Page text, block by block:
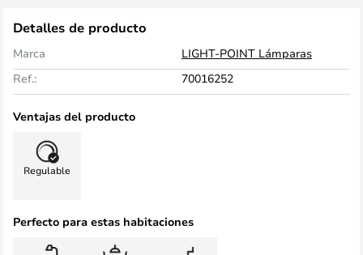
Detalles de producto
Marca
LIGHT-POINT Lámparas
Ref.:
70016252
Ventajas del producto
Regulable
Perfecto para estas habitaciones